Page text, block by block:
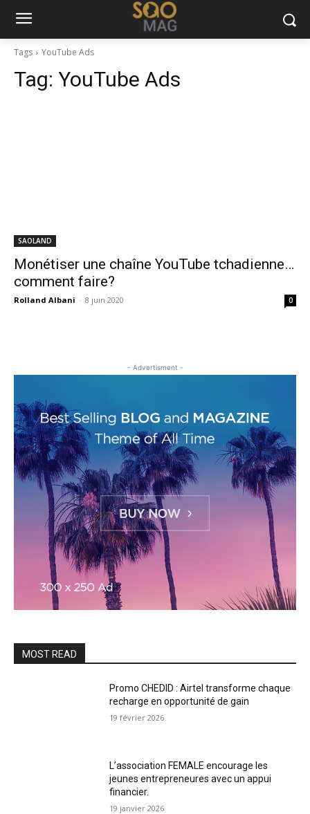
Tags YouTube Ads
Tag: YouTube Ads
SAOLAND
Monétiser une chaîne YouTube tchadienne…
comment faire?
Rolland Albani - 8 juin 2020 0
- Advertisment -
MOST READ
Promo CHEDID : Airtel transforme chaque
recharge en opportunité de gain
19 février 2026
L’association FEMALE encourage les
jeunes entrepreneures avec un appui
financier.
19 janvier 2026